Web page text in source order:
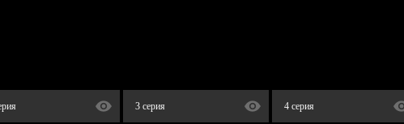
3 серия 4 серия